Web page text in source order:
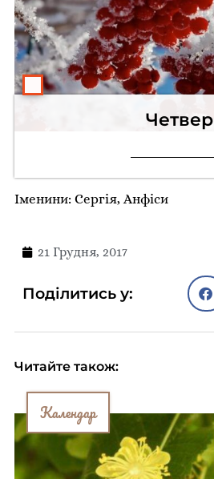
Четвер
Іменини: Сергія, Анфіси
21 Грудня, 2017
Поділитись у:
Читайте також:
Календар